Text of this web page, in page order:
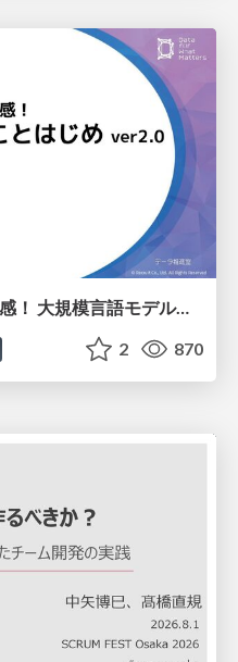
つくって納得、つかって実感！ 大規模言語モデルことはじめ ver2.0
2 870